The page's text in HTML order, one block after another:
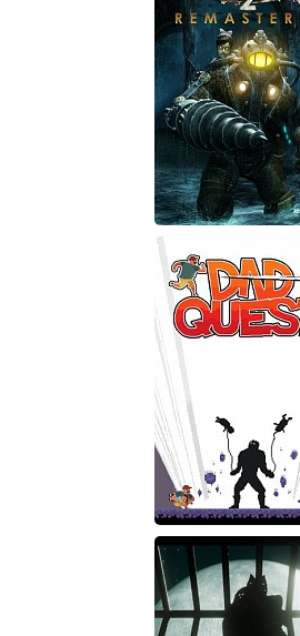
Slide
BioShock 2